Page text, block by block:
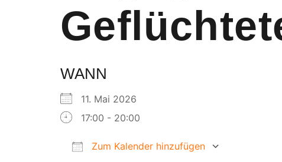
WANN
11. Mai 2026
17:00 - 20:00
Zum Kalender hinzufügen